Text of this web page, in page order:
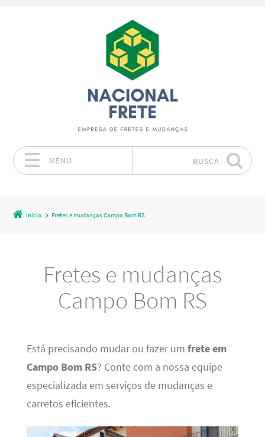
MENU BUSCA
Início Fretes e mudanças Campo Bom RS
Fretes e mudanças
Campo Bom RS
Está precisando mudar ou fazer um frete em
Campo Bom RS? Conte com a nossa equipe
especializada em serviços de mudanças e
carretos eficientes.